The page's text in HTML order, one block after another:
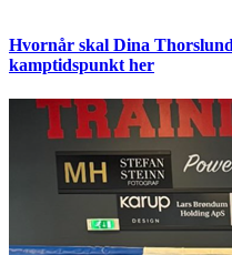
Hvornår skal Dina
kamptidspunkt her